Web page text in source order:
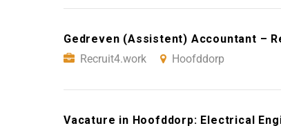
Gedreven (Assistent) Accountant –
Recruit4.work
Hoofddorp
Vacature in Hoofddorp: Electrical